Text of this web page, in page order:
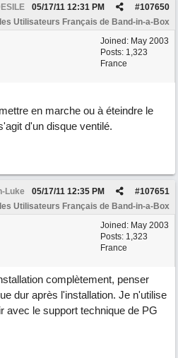
#107650
05/17/11 12:31 PM
Utilisateurs Français de Band-in-a-Box
Joined: May 2003
Posts: 1,323
France
en marche ou à éteindre le
d'un disque ventilé.
Luke #107651
05/17/11 12:35 PM
Utilisateurs Français de Band-in-a-Box
Joined: May 2003
Posts: 1,323
France
complètement, penser
dur après l'installation. Je n'utilise
avec le support technique de PG